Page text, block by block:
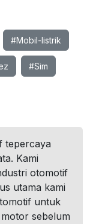
#Mobil-listrik
#Sim
tepercaya
Kami
otomotif
utama kami
untuk
sebelum